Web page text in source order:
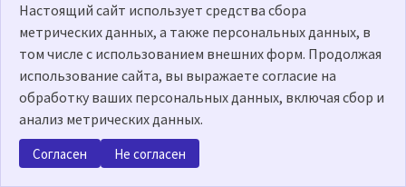
отдыхе и не считаясь с личными интересами, решают
самые сложные задачи, например:
– выявление и пресечение разведывательно-
подрывной деятельности украинских спецслужб;
Настоящий сайт использует средства сбора
метрических данных, а также персональных данных, в
том числе с использованием внешних форм. Продолжая
использование сайта, вы выражаете согласие на
обработку ваших персональных данных, включая сбор и
анализ метрических данных.
Согласен Не согласен